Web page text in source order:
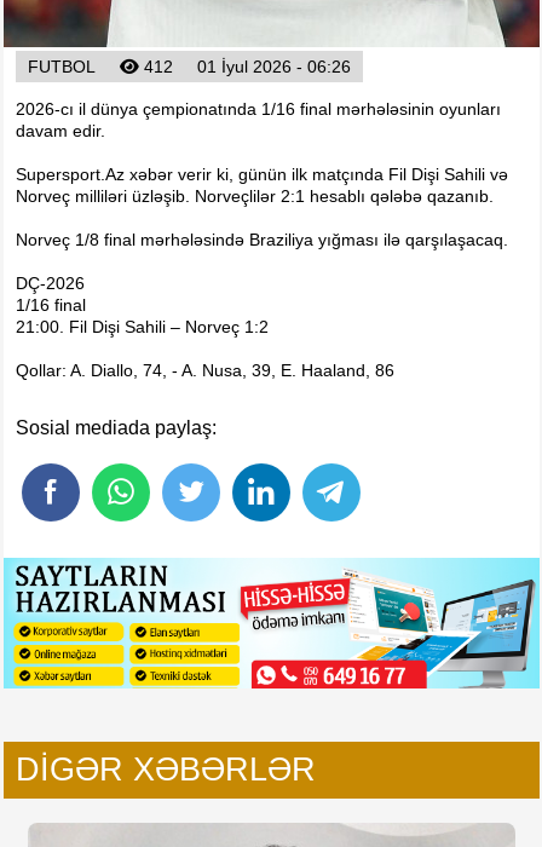
Dünya Kuboku - 2018
İslamiada-2017
Formula-1
Su İdman növləri
Tokio-2020
Layihə
Qış Olimpiya
İslamiada-2021
Dünya Kuboku-2022
FUTBOL 412 01 İyul 2026 - 06:26
2026-cı il dünya çempionatında 1/16 final mərhələsinin oyunları
davam edir.
Supersport.Az xəbər verir ki, günün ilk matçında Fil Dişi Sahili və
Norveç milliləri üzləşib. Norveçlilər 2:1 hesablı qələbə qazanıb.
Norveç 1/8 final mərhələsində Braziliya yığması ilə qarşılaşacaq.
DÇ-2026
1/16 final
21:00. Fil Dişi Sahili – Norveç 1:2
Qollar: A. Diallo, 74, - A. Nusa, 39, E. Haaland, 86
Sosial mediada paylaş:
DIGƏR XƏBƏRLƏR